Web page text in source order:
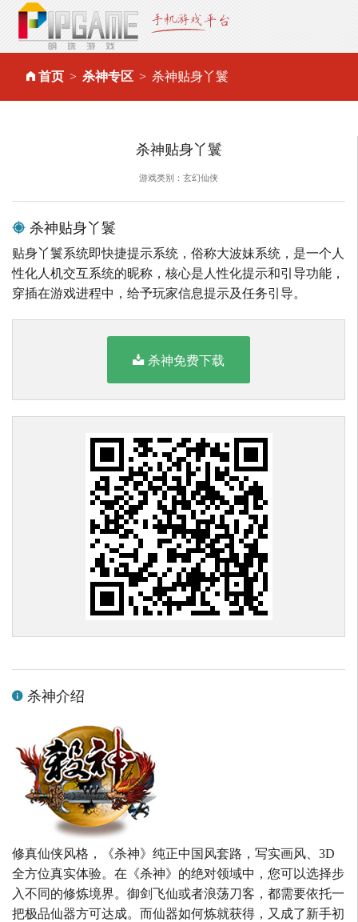
首页 杀神专区 杀神贴身丫鬟
杀神贴身丫鬟
游戏类别：玄幻仙侠
杀神贴身丫鬟
贴身丫鬟系统即快捷提示系统，俗称大波妹系统，是一个人
性化人机交互系统的昵称，核心是人性化提示和引导功能，
穿插在游戏进程中，给予玩家信息提示及任务引导。
杀神免费下载
杀神介绍
修真仙侠风格，《杀神》纯正中国风套路，写实画风、3D
全方位真实体验。在《杀神》的绝对领域中，您可以选择步
入不同的修炼境界。御剑飞仙或者浪荡刀客，都需要依托一
把极品仙器方可达成。而仙器如何炼就获得，又成了新手初